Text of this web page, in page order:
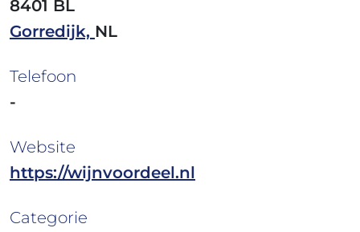
8401 BL
Gorredijk, NL
Telefoon
-
Website
https://wijnvoordeel.nl
Categorie